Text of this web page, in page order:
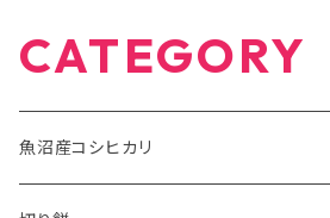
CATEGORY
魚沼産コシヒカリ